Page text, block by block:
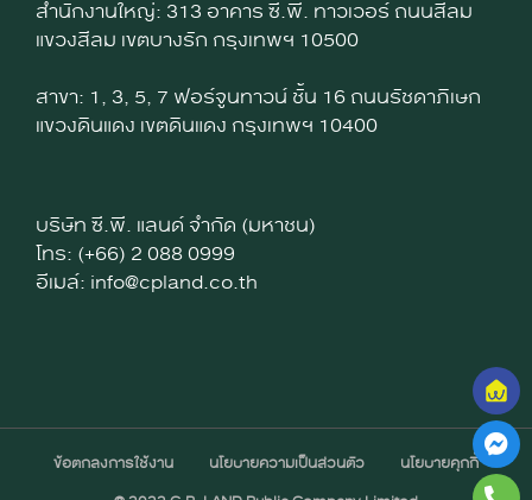
สำนักงานใหญ่: 313 อาคาร ซี.พี. ทาวเวอร์ ถนนสีลม
แขวงสีลม เขตบางรัก กรุงเทพฯ 10500
สาขา: 1, 3, 5, 7 ฟอร์จูนทาวน์ ชั้น 16 ถนนรัชดาภิเษก
แขวงดินแดง เขตดินแดง กรุงเทพฯ 10400
บริษัท ซี.พี. แลนด์ จำกัด (มหาชน)
โทร: (+66) 2 088 0999
อีเมล์: info@cpland.co.th
ข้อตกลงการใช้งาน นโยบายความเป็นส่วนตัว นโยบายคุกกี้